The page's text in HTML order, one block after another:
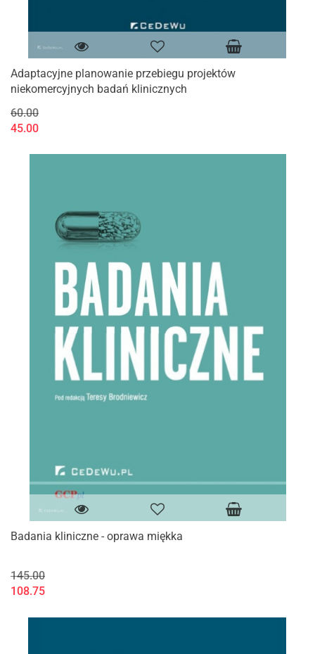
Adaptacyjne planowanie przebiegu projektów
niekomercyjnych badań klinicznych
60.00
45.00
Badania kliniczne - oprawa miękka
145.00
108.75